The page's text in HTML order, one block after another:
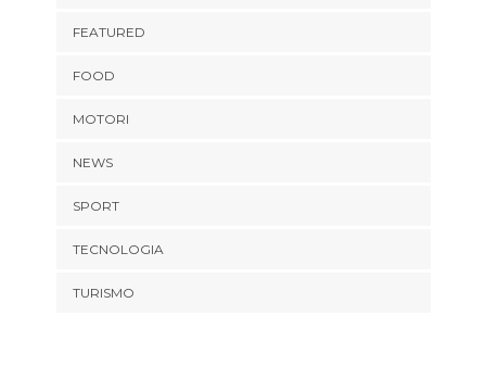
FEATURED
FOOD
MOTORI
NEWS
SPORT
TECNOLOGIA
TURISMO